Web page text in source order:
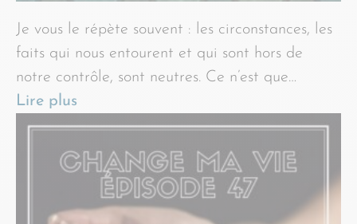
Je vous le répète souvent : les circonstances, les
faits qui nous entourent et qui sont hors de
notre contrôle, sont neutres. Ce n’est que…
Lire plus